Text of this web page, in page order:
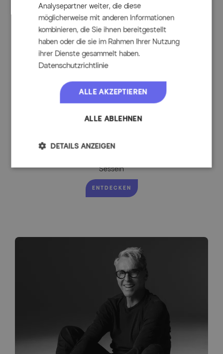
Sesseln
ENTDECKEN
Analysepartner weiter, die diese
möglicherweise mit anderen Informationen
kombinieren, die Sie ihnen bereitgestellt
haben oder die sie im Rahmen Ihrer Nutzung
ihrer Dienste gesammelt haben.
Datenschutzrichtlinie
ALLE AKZEPTIEREN
ALLE ABLEHNEN
DETAILS ANZEIGEN